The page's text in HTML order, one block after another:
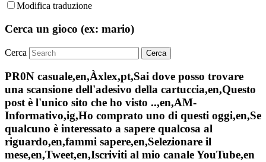
Modifica traduzione
Cerca un gioco (ex: mario)
Cerca
PR0N casuale,en,Àxlex,pt,Sai dove posso trovare
una scansione dell'adesivo della cartuccia,en,Questo
post è l'unico sito che ho visto ..,en,AM-
Informativo,ig,Ho comprato uno di questi oggi,en,Se
qualcuno è interessato a sapere qualcosa al
riguardo,en,fammi sapere,en,Selezionare il
mese,en,Tweet,en,Iscriviti al mio canale YouTube,en